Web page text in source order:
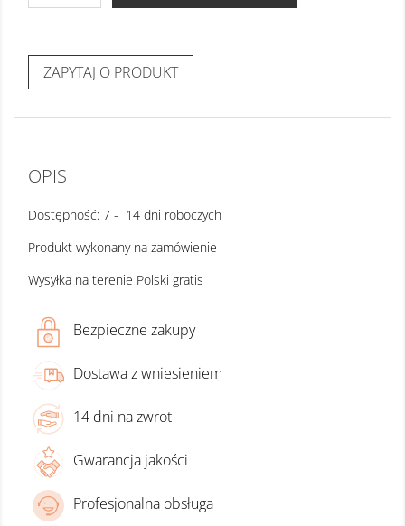
OPIS
Dostępność: 7 - 14 dni roboczych
Produkt wykonany na zamówienie
Wysyłka na terenie Polski gratis
Bezpieczne zakupy
Dostawa z wniesieniem
14 dni na zwrot
Gwarancja jakości
Profesjonalna obsługa
ZAPYTAJ O PRODUKT